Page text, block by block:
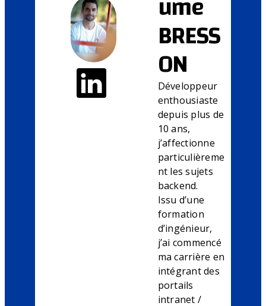
BRESS
ON
Développeur
enthousiaste
depuis plus de
10 ans,
j’affectionne
particulièreme
nt les sujets
backend.
Issu d’une
formation
d’ingénieur,
j’ai commencé
ma carrière en
intégrant des
portails
intranet /